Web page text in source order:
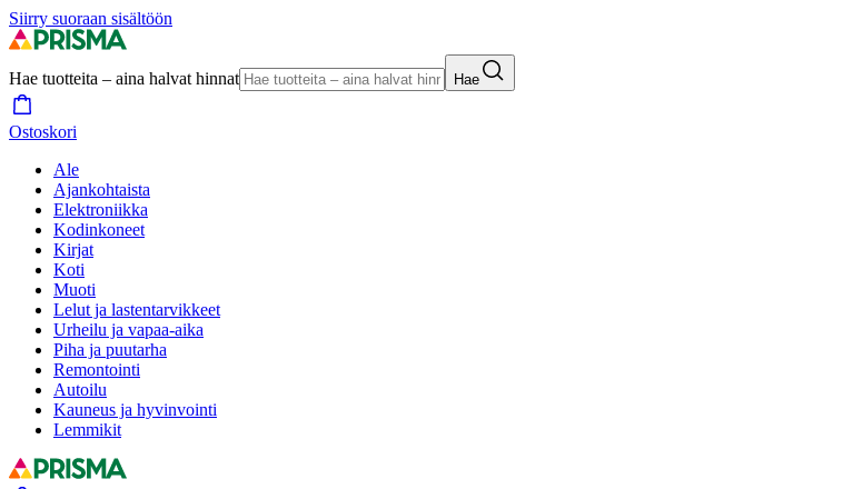
Siirry suoraan sisältöön
Hae tuotteita – aina halvat hinnat Hae
Ostoskori
Ale
Ajankohtaista
Elektroniikka
Kodinkoneet
Kirjat
Koti
Muoti
Lelut ja lastentarvikkeet
Urheilu ja vapaa-aika
Piha ja puutarha
Remontointi
Autoilu
Kauneus ja hyvinvointi
Lemmikit